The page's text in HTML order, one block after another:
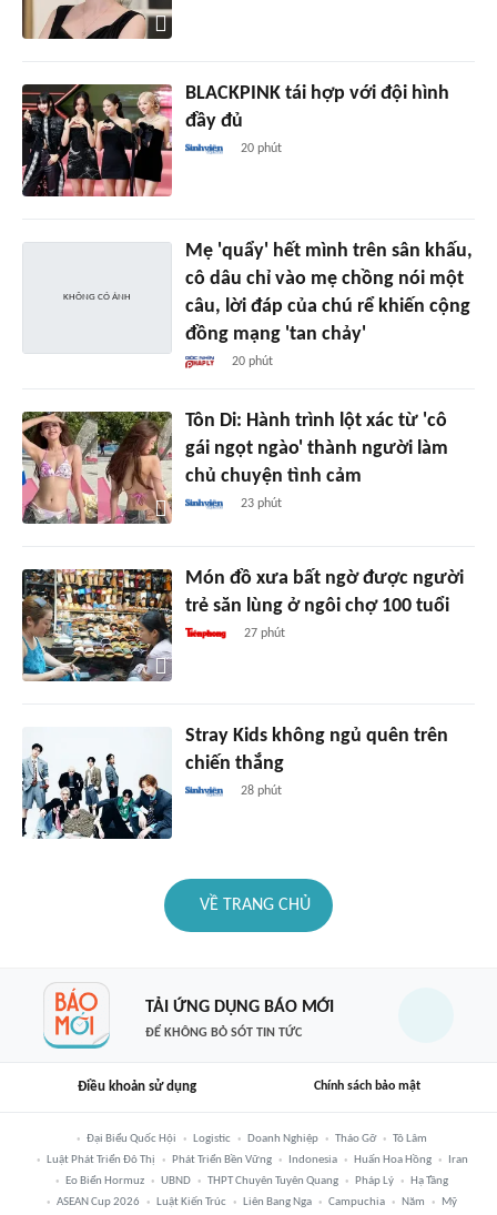
BLACKPINK tái hợp với đội hình
đầy đủ
20 phút
Mẹ 'quẩy' hết mình trên sân khấu,
cô dâu chỉ vào mẹ chồng nói một
câu, lời đáp của chú rể khiến cộng
đồng mạng 'tan chảy'
20 phút
Tôn Di: Hành trình lột xác từ 'cô
gái ngọt ngào' thành người làm
chủ chuyện tình cảm
23 phút
Món đồ xưa bất ngờ được người
trẻ săn lùng ở ngôi chợ 100 tuổi
27 phút
Stray Kids không ngủ quên trên
chiến thắng
28 phút
VỀ TRANG CHỦ
TẢI ỨNG DỤNG BÁO MỚI
ĐỂ KHÔNG BỎ SÓT TIN TỨC
Điều khoản sử dụng Chính sách bảo mật
Đại Biểu Quốc Hội Logistic Doanh Nghiệp Tháo Gỡ
Tô Lâm
Luật Phát Triển Đô Thị
Phát Triển Bền Vững Indonesia Huấn Hoa Hồng
Iran
Eo Biển Hormuz
UBND THPT Chuyên Tuyên Quang Pháp Lý
Hạ Tầng
ASEAN Cup 2026
Luật Kiến Trúc Liên Bang Nga Campuchia Năm Mỹ